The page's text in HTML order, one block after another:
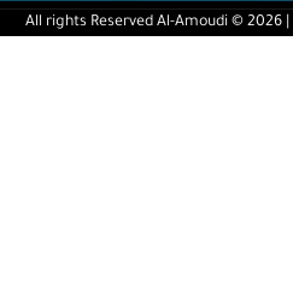
All rights Reserved Al-Amoudi © 2026